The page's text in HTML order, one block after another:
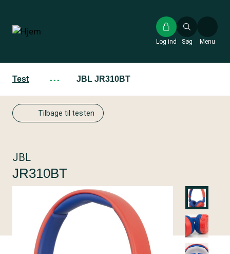
hovedindhold
Søg
Log ind Menu
Test ··· JBL JR310BT
Tilbage til testen
JBL
JR310BT